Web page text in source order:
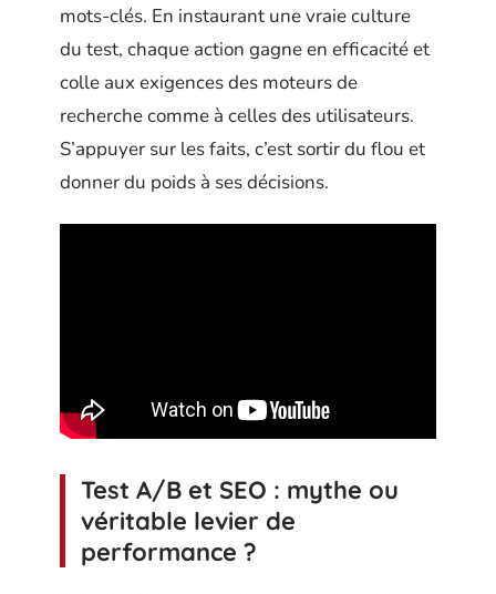
mots-clés. En instaurant une vraie culture
du test, chaque action gagne en efficacité et
colle aux exigences des moteurs de
recherche comme à celles des utilisateurs.
S’appuyer sur les faits, c’est sortir du flou et
donner du poids à ses décisions.
Test A/B et SEO : mythe ou
véritable levier de
performance ?